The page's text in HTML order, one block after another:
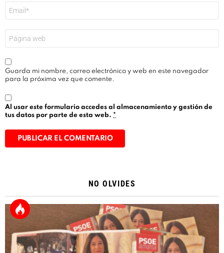
electrónico
*
Guarda mi nombre, correo electrónico y web en este navegador
para la próxima vez que comente.
Al usar este formulario accedes al almacenamiento y gestión de
tus datos por parte de esta web. *
NO OLVIDES